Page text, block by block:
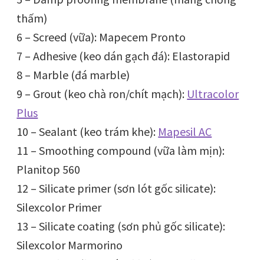
thấm)
6 – Screed (vữa): Mapecem Pronto
7 – Adhesive (keo dán gạch đá): Elastorapid
8 – Marble (đá marble)
9 – Grout (keo chà ron/chít mạch): Ultracolor
Plus
10 – Sealant (keo trám khe): Mapesil AC
11 – Smoothing compound (vữa làm mịn):
Planitop 560
12 – Silicate primer (sơn lót gốc silicate):
Silexcolor Primer
13 – Silicate coating (sơn phủ gốc silicate):
Silexcolor Marmorino